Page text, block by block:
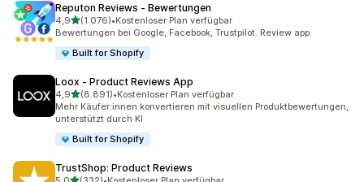
Reputon Reviews ‑ Bewertungen
4,9von 5 Sternen
(1.076)
1076 Rezensionen insgesamt
•Kostenloser Plan verfügbar
Bewertungen bei Google, Facebook, Trustpilot. Review app.
Built for Shopify
Loox ‑ Product Reviews App
4,9von 5 Sternen
(8.891)
8891 Rezensionen insgesamt
•Kostenloser Plan verfügbar
Mehr Käufer:innen konvertieren mit visuellen Produktbewertungen,
unterstützt durch KI
Built for Shopify
TrustShop: Product Reviews
von 5 Sternen